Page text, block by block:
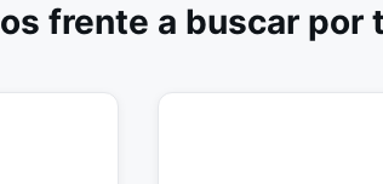
frente a buscar por